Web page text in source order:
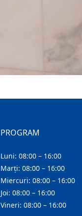
PROGRAM
Luni: 08:00 – 16:00
Marți: 08:00 – 16:00
Miercuri: 08:00 – 16:00
Joi: 08:00 – 16:00
Vineri: 08:00 – 16:00